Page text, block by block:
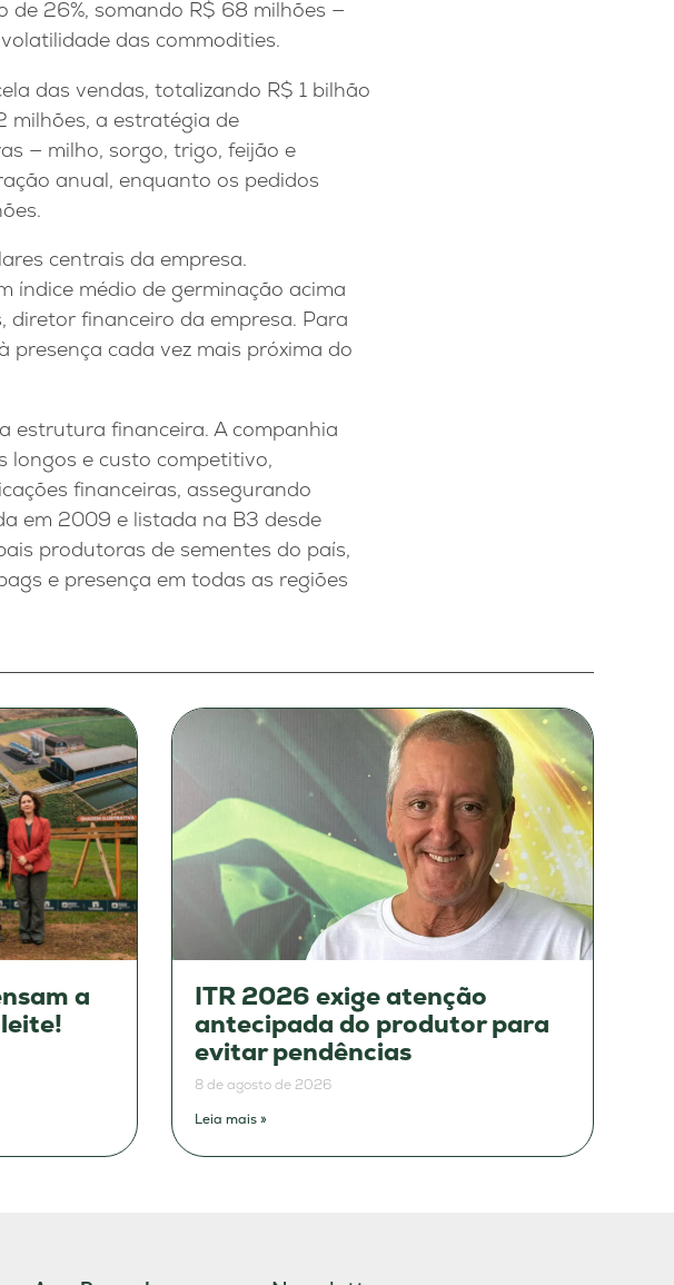
de 26%, somando R$ 68 milhões —
das commodities.
das vendas, totalizando R$ 1 bilhão
milhões, a estratégia de
— milho, sorgo, trigo, feijão e
anual, enquanto os pedidos
centrais da empresa.
índice médio de germinação acima
diretor financeiro da empresa. Para
cada vez mais próxima do
estrutura financeira. A companhia
longos e custo competitivo,
financeiras, assegurando
em 2009 e listada na B3 desde
produtoras de sementes do país,
e presença em todas as regiões
a
ITR 2026 exige atenção
antecipada do produtor para
evitar pendências
8 de agosto de 2026
Leia mais »